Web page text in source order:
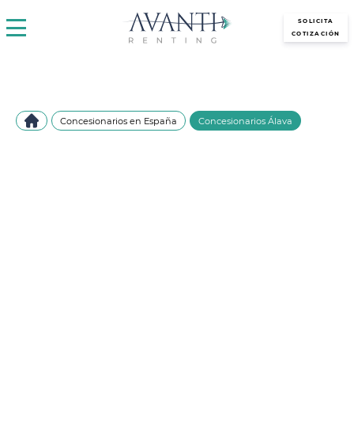
SOLICITA
COTIZACIÓN
Concesionarios en España Concesionarios Álava